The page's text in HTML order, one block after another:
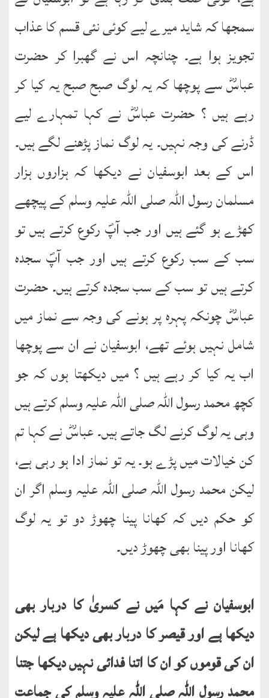
سمجھا کہ شاید میرے لیے کوئی نئی قسم کا عذاب
تجویز ہوا ہے۔ چنانچہ اس نے گھبرا کر حضرت
عباسؓ سے پوچھا کہ یہ لوگ صبح صبح یہ کیا کر
رہے ہیں ؟ حضرت عباسؓ نے کہا تمہارے لیے
ڈرنے کی وجہ نہیں۔ یہ لوگ نماز پڑھنے لگے ہیں۔
اس کے بعد ابوسفیان نے دیکھا کہ ہزاروں ہزار
مسلمان رسول اللہ صلی اللہ علیہ وسلم کے پیچھے
کھڑے ہو گئے ہیں اور جب آپؐ رکوع کرتے ہیں تو
سب کے سب رکوع کرتے ہیں اور جب آپؐ سجدہ
کرتے ہیں تو سب کے سب سجدہ کرتے ہیں۔ حضرت
عباسؓ چونکہ پہرہ پر ہونے کی وجہ سے نماز میں
شامل نہیں ہوئے تھے، ابوسفیان نے ان سے پوچھا
اب یہ کیا کر رہے ہیں ؟ میں دیکھتا ہوں کہ جو
کچھ محمد رسول اللہ صلی اللہ علیہ وسلم کرتے ہیں
وہی یہ لوگ کرنے لگ جاتے ہیں۔ عباسؓ نے کہا تم
کن خیالات میں پڑے ہو۔ یہ تو نماز ادا ہو رہی ہے،
لیکن محمد رسول اللہ صلی اللہ علیہ وسلم اگر ان
کو حکم دیں کہ کھانا پینا چھوڑ دو تو یہ لوگ
کھانا اور پینا بھی چھوڑ دیں۔
ابوسفیان نے کہا مَیں نے کسریٰ کا دربار بھی
دیکھا ہے اور قیصر کا دربار بھی دیکھا ہے لیکن
ان کی قوموں کو ان کا اتنا فدائی نہیں دیکھا جتنا
محمد رسول اللہ صلی اللہ علیہ وسلم کی جماعت